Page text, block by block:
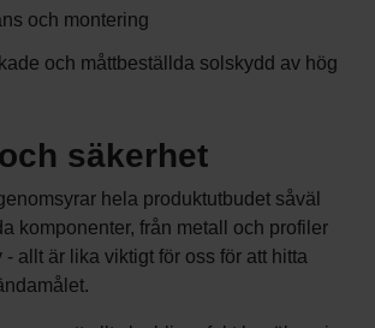
och montering
och måttbeställda solskydd av hög
säkerhet
hela produktutbudet såväl
komponenter, från metall och profiler
allt är lika viktigt för oss för att hitta